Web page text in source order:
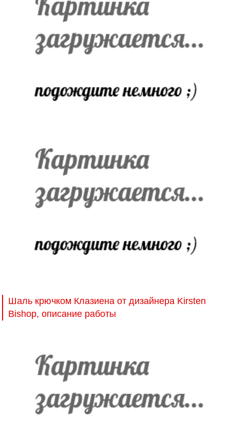
Шаль крючком Клазиена от дизайнера Kirsten
Bishop, описание работы